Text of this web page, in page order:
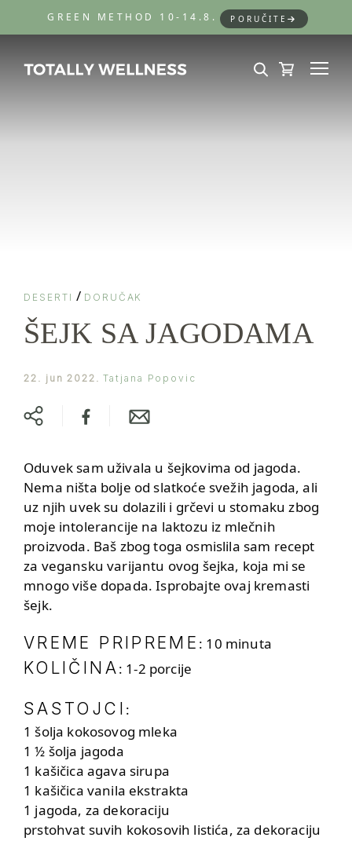
GREEN METHOD 10-14.8. PORUČITE
DESERTI / DORUČAK
ŠEJK SA JAGODAMA
22. jun 2022. Tatjana Popovic
Oduvek sam uživala u šejkovima od jagoda.
Nema ništa bolje od slatkoće svežih jagoda, ali
uz njih uvek su dolazili i grčevi u stomaku zbog
moje intolerancije na laktozu iz mlečnih
proizvoda. Baš zbog toga osmislila sam recept
za vegansku varijantu ovog šejka, koja mi se
mnogo više dopada. Isprobajte ovaj kremasti
šejk.
VREME PRIPREME : 10 minuta
KOLIČINA: 1-2 porcije
SASTOJCI :
1 šolja kokosovog mleka
1 ½ šolja jagoda
1 kašičica agava sirupa
1 kašičica vanila ekstrakta
1 jagoda, za dekoraciju
prstohvat suvih kokosovih listića, za dekoraciju